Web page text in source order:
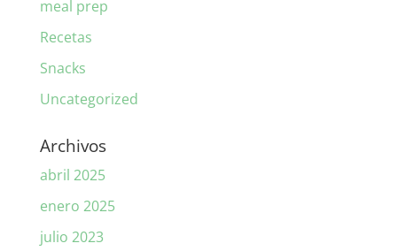
meal prep
Recetas
Snacks
Uncategorized
Archivos
abril 2025
enero 2025
julio 2023